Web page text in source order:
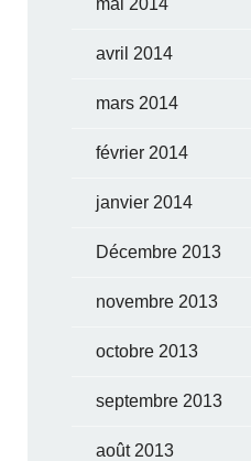
avril 2014
mars 2014
février 2014
janvier 2014
Décembre 2013
novembre 2013
octobre 2013
septembre 2013
août 2013